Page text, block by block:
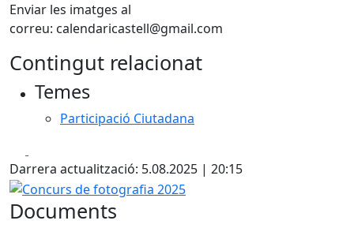
Enviar les imatges al
correu: calendaricastell@gmail.com
Contingut relacionat
Temes
Participació Ciutadana
Darrera actualització: 5.08.2025 | 20:15
Concurs de fotografia 2025
Documents